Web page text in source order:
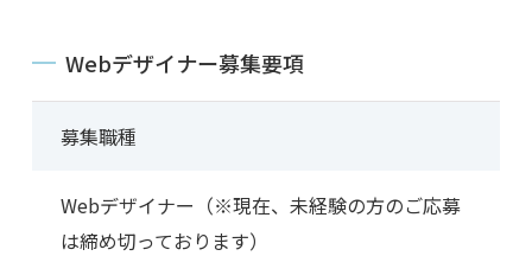
Webデザイナー募集要項
募集職種
Webデザイナー（※現在、未経験の方のご応募
は締め切っております）